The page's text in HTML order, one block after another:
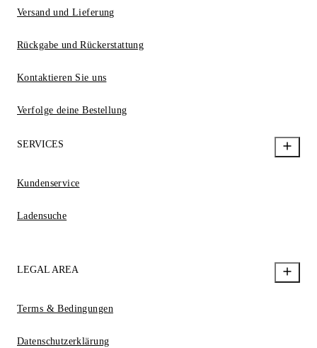
Versand und Lieferung
Rückgabe und Rückerstattung
Kontaktieren Sie uns
Verfolge deine Bestellung
SERVICES
Kundenservice
Ladensuche
LEGAL AREA
Terms & Bedingungen
Datenschutzerklärung